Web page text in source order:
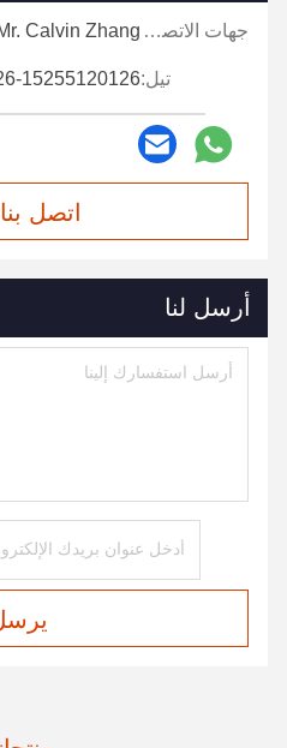
جهات الاتصال: Calvin Zhang
تيل:15255120126
اتصل
أرسل لنا